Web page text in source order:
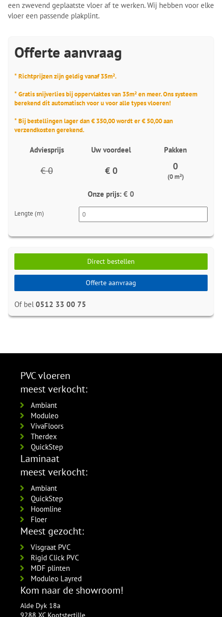
een zwevend geplaatste vloer af te werken. Wij hebben voor elke
vloer een passende plakplint.
Offerte aanvraag
* Richtprijzen zijn geldig vanaf 35m².
* Gratis snijverlies bij oppervlaktes van 35m² en meer. Ons systeem
berekend dit automatisch voor u voor alle types vloeren!
* Bij bestellingen lager dan € 350,00 wordt er € 50,00 aan
verzendkosten gerekend.
Adviesprijs Uw voordeel Pakken
€ 0 € 0 0
(0 m²)
Onze prijs: € 0
Lengte (m)
Direct bestellen
Offerte aanvraag
Of bel 0512 33 00 75
PVC vloeren
meest verkocht:
Ambiant
Moduleo
VivaFloors
Therdex
QuickStep
Laminaat
meest verkocht:
Ambiant
QuickStep
Hoomline
Floer
Meest gezocht:
Visgraat PVC
Rigid Click PVC
MDF plinten
Moduleo Layred
Kom naar de showroom!
Alde Dyk 18a
9288 XC Kootstertille